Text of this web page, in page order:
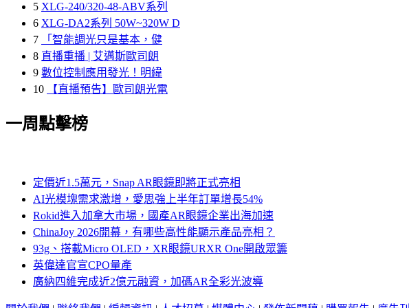
5 XLG-240/320-48-ABV系列
6 XLG-DA2系列 50W~320W D
7
「智能調光只是基本，健
8 直播重播 | 艾邁斯歐司朗
9 數位控制應用發光！明緯
10
【直播預告】歐司朗光電
一周點擊榜
定價近1.5萬元，Snap AR眼鏡即將正式亮相
AI光模塊需求激增，愛思強上半年訂單增長54%
Rokid進入加拿大市場，國產AR眼鏡企業出海加速
ChinaJoy 2026開幕，有哪些高性能顯示產品亮相？
93g、搭載Micro OLED，XR眼鏡URXR One開啟眾籌
英偉達官宣CPO量產
廣納四維完成近2億元融資，加碼AR全彩光波導